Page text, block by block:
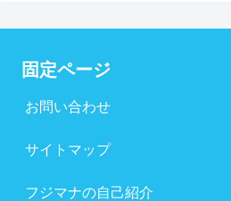
固定ページ
お問い合わせ
サイトマップ
フジマナの自己紹介